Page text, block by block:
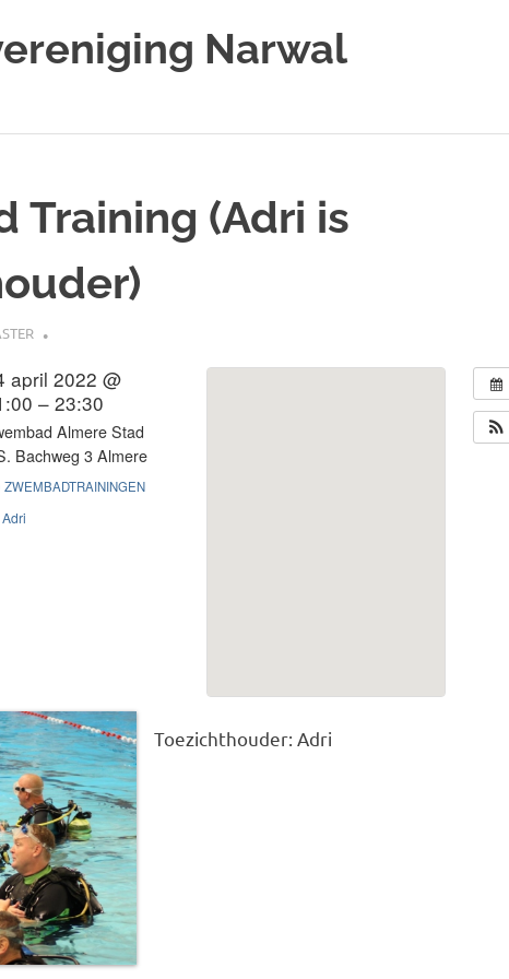
Narwal
Training (Adri is
april 2022 @
– 23:30
Almere Stad
Bachweg 3 Almere
ZWEMBADTRAININGEN
Adri
Toezichthouder: Adri